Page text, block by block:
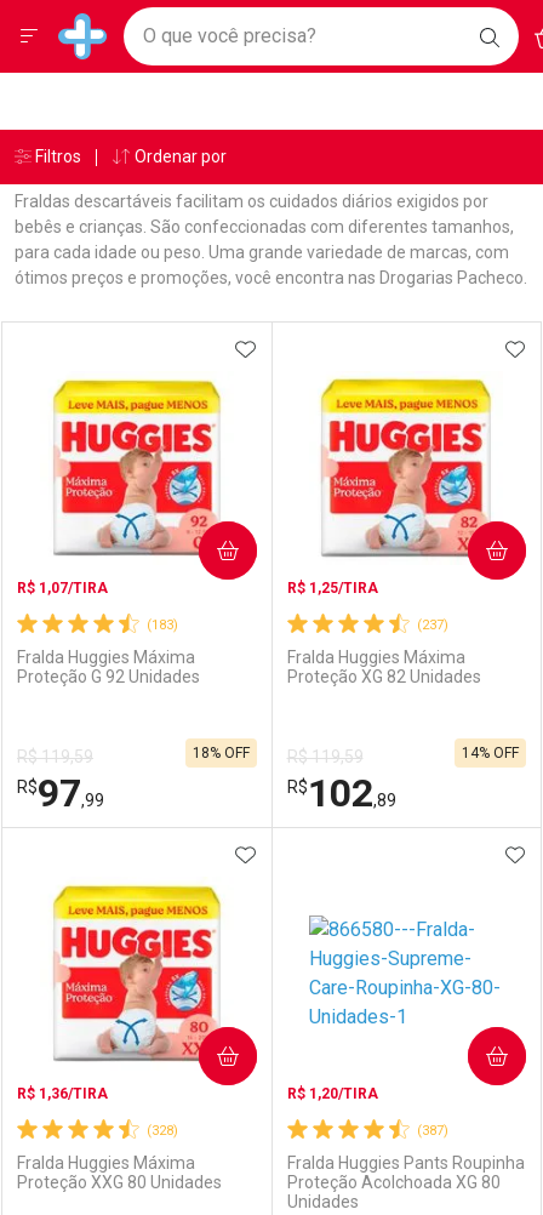
Drogarias Pacheco
Baixe nosso APP e aproveite Ofertas Exclusivas!
O
Ir direto para a home
pela página
Ir direto para o conteúdo
Ir direto para a busca
Ir direto para a ajuda
Ir direto para a notificações
Ir direto para o carrinho
Ir direto para o menu
Faça a sua busca
O que você precisa?
Menu
Breadcrumb
Drogarias Pacheco Fraldas
Fraldas descartáveis facilitam os cuidados diários exigidos por
bebês e crianças. São confeccionadas com diferentes tamanhos,
para cada idade ou peso. Uma grande variedade de marcas, com
ótimos preços e promoções, você encontra nas Drogarias Pacheco.
Linkagens Internas em Destaque
Promoções em Destaque
(183)
R$ 1,07/TIRA
Fralda Huggies Máxima
Proteção G 92 Unidades
R$ 119,59
R$97,99
18% OFF
ADICIONAR AOS FAVORITOS
COMPRAR
Laboratório
Por Menos
(237)
R$ 1,25/TIRA
Fralda Huggies Máxima
Proteção XG 82 Unidades
R$ 119,59
R$102,89
14% OFF
COMPRAR
Laboratório
Por Menos
(328)
R$ 1,36/TIRA
Fralda Huggies Máxima
Proteção XXG 80 Unidades
ADICIONAR AOS FAVORITOS
COMPRAR
(387)
R$ 1,20/TIRA
Fralda Huggies Pants Roupinha
Proteção Acolchoada XG 80
Unidades
COMPRAR
Âncoras
Filtros Ordenar por